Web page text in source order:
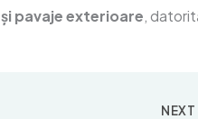
pavaje exterioare,
NEXT